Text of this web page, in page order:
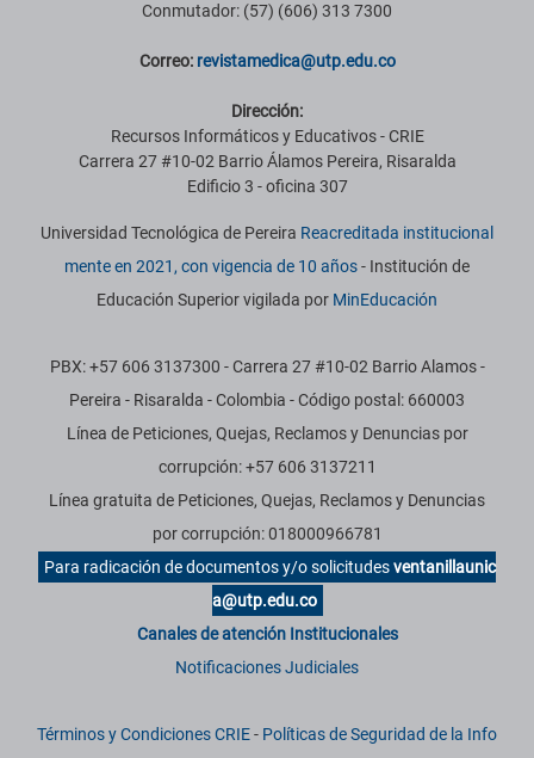
Conmutador: (57) (606) 313 7300
Correo: revistamedica@utp.edu.co
Dirección:
Recursos Informáticos y Educativos - CRIE
Carrera 27 #10-02 Barrio Álamos Pereira, Risaralda
Edificio 3 - oficina 307
Universidad Tecnológica de Pereira Reacreditada institucional
mente en 2021, con vigencia de 10 años- Institución de
Educación Superior vigilada por MinEducación
PBX: +57 606 3137300 - Carrera 27 #10-02 Barrio Alamos -
Pereira - Risaralda - Colombia - Código postal: 660003
Línea de Peticiones, Quejas, Reclamos y Denuncias por
corrupción: +57 606 3137211
Línea gratuita de Peticiones, Quejas, Reclamos y Denuncias
por corrupción: 018000966781
Para radicación de documentos y/o solicitudesventanillaunic
a@utp.edu.co
Canales de atención Institucionales
Notificaciones Judiciales
Términos y Condiciones CRIE- Políticas de Seguridad de la Info